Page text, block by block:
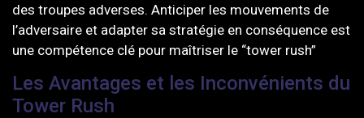
des troupes adverses. Anticiper les mouvements de
l’adversaire et adapter sa stratégie en conséquence est
une compétence clé pour maîtriser le “tower rush”
Les Avantages et les Inconvénients du
Tower Rush